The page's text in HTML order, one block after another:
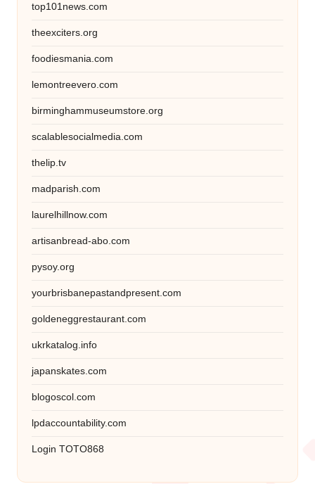
top101news.com
theexciters.org
foodiesmania.com
lemontreevero.com
birminghammuseumstore.org
scalablesocialmedia.com
thelip.tv
madparish.com
laurelhillnow.com
artisanbread-abo.com
pysoy.org
yourbrisbanepastandpresent.com
goldeneggrestaurant.com
ukrkatalog.info
japanskates.com
blogoscol.com
lpdaccountability.com
Login TOTO868